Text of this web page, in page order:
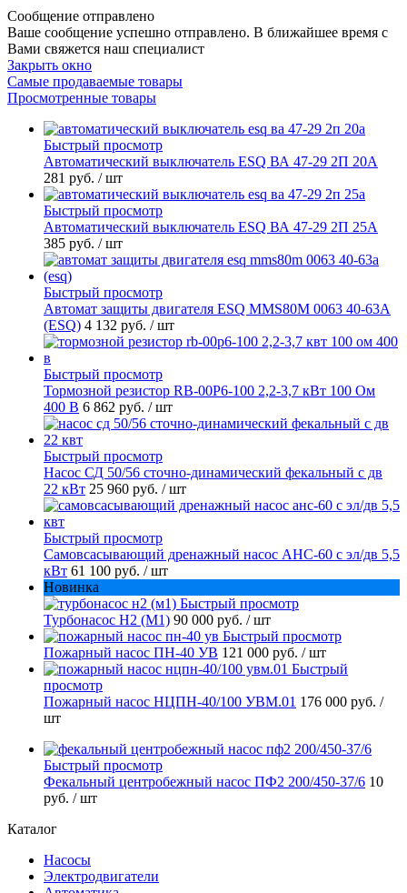
Сообщение отправлено
Ваше сообщение успешно отправлено. В ближайшее время с
Вами свяжется наш специалист
Закрыть окно
Самые продаваемые товары
Просмотренные товары
Быстрый просмотр
Автоматический выключатель ESQ ВА 47-29 2П 20А
281 руб. / шт
Быстрый просмотр
Автоматический выключатель ESQ ВА 47-29 2П 25А
385 руб. / шт
Быстрый просмотр
Автомат защиты двигателя ESQ MMS80M 0063 40-63А
(ESQ) 4 132 руб. / шт
Быстрый просмотр
Тормозной резистор RB-00P6-100 2,2-3,7 кВт 100 Ом
400 В 6 862 руб. / шт
Быстрый просмотр
Насос СД 50/56 сточно-динамический фекальный с дв
22 кВт 25 960 руб. / шт
Быстрый просмотр
Самовсасывающий дренажный насос АНС-60 с эл/дв 5,5
кВт 61 100 руб. / шт
Новинка
Быстрый просмотр
Турбонасос Н2 (М1) 90 000 руб. / шт
Быстрый просмотр
Пожарный насос ПН-40 УВ 121 000 руб. / шт
Быстрый
просмотр
Пожарный насос НЦПН-40/100 УВМ.01 176 000 руб. /
шт
Быстрый просмотр
Фекальный центробежный насос ПФ2 200/450-37/6 10
руб. / шт
Каталог
Насосы
Электродвигатели